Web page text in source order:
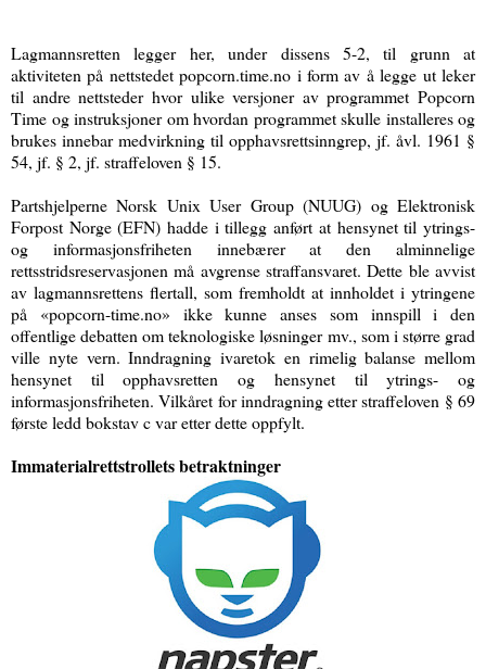
Lagmannsretten legger her, under dissens 5-2, til grunn at
aktiviteten på nettstedet popcorn.time.no i form av å legge ut leker
til andre nettsteder hvor ulike versjoner av programmet Popcorn
Time og instruksjoner om hvordan programmet skulle installeres og
brukes innebar medvirkning til opphavsrettsinngrep, jf. åvl. 1961 §
54, jf. § 2, jf. straffeloven § 15.
Partshjelperne Norsk Unix User Group (NUUG) og Elektronisk
Forpost Norge (EFN) hadde i tillegg anført at hensynet til ytrings-
og informasjonsfriheten innebærer at den alminnelige
rettsstridsreservasjonen må avgrense straffansvaret. Dette ble avvist
av lagmannsrettens flertall, som fremholdt at innholdet i ytringene
på «popcorn-time.no» ikke kunne anses som innspill i den
offentlige debatten om teknologiske løsninger mv., som i større grad
ville nyte vern. Inndragning ivaretok en rimelig balanse mellom
hensynet til opphavsretten og hensynet til ytrings- og
informasjonsfriheten. Vilkåret for inndragning etter straffeloven § 69
første ledd bokstav c var etter dette oppfylt.
Immaterialrettstrollets betraktninger